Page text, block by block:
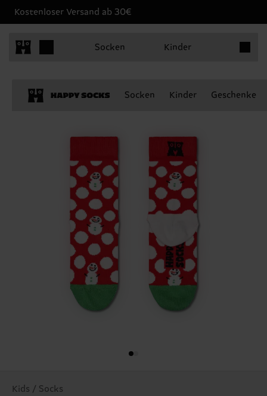
Kostenloser Versand ab 30€
Socken Kinder
Socken Kinder Geschenke
Kids / Socks